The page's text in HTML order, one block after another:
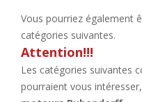
Vous pourriez également
catégories suivantes.
Attention!!!
Les catégories suivantes
pourraient vous